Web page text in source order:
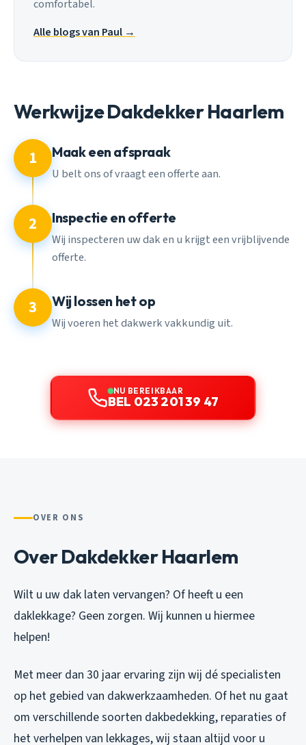
comfortabel.
Alle blogs van Paul →
Werkwijze Dakdekker Haarlem
1 Maak een afspraak
U belt ons of vraagt een offerte aan.
2 Inspectie en offerte
Wij inspecteren uw dak en u krijgt een vrijblijvende
offerte.
3 Wij lossen het op
Wij voeren het dakwerk vakkundig uit.
NU BEREIKBAAR
BEL 023 201 39 47
OVER ONS
Over Dakdekker Haarlem
Wilt u uw dak laten vervangen? Of heeft u een
daklekkage? Geen zorgen. Wij kunnen u hiermee
helpen!
Met meer dan 30 jaar ervaring zijn wij dé specialisten
op het gebied van dakwerkzaamheden. Of het nu gaat
om verschillende soorten dakbedekking, reparaties of
het verhelpen van lekkages, wij staan altijd voor u